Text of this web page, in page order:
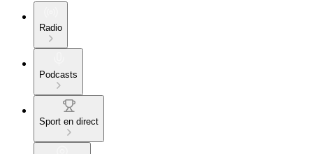
Radio
Podcasts
Sport en direct